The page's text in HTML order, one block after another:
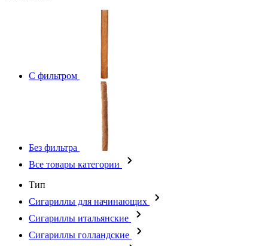
С фильтром
Без фильтра
Все товары категории
Тип
Сигариллы для начинающих
Сигариллы итальянские
Сигариллы голландские